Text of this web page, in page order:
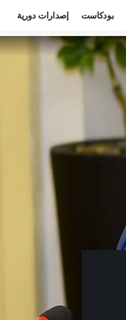
بودكاست إصدارات دورية